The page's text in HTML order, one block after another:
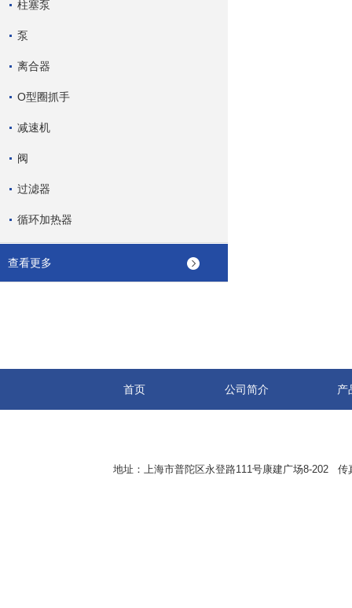
柱塞泵
泵
离合器
O型圈抓手
减速机
阀
过滤器
循环加热器
查看更多
首页 公司简介 产
地址：上海市普陀区永登路111号康建广场8-202